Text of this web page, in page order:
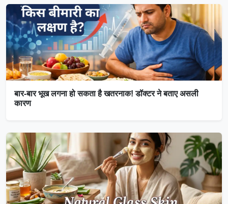
बार-बार भूख लगना हो सकता है खतरनाक! डॉक्टर ने बताए असली
कारण